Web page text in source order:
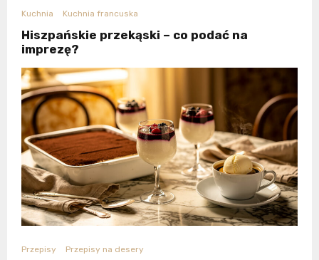
Kuchnia Kuchnia francuska
Hiszpańskie przekąski – co podać na
imprezę?
Przepisy Przepisy na desery